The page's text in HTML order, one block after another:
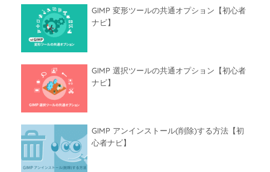
GIMP 変形ツールの共通オプション【初心者
ナビ】
GIMP 選択ツールの共通オプション【初心者
ナビ】
GIMP アンインストール(削除)する方法【初
心者ナビ】